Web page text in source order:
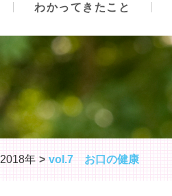
わかってきたこと
2018年 vol.7 お口の健康